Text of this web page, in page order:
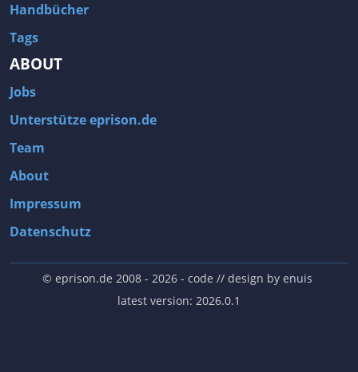
Handbücher
Tags
ABOUT
Jobs
Unterstütze eprison.de
Team
About
Impressum
Datenschutz
© eprison.de 2008 - 2026- code // design by enuis
latest version: 2026.0.1